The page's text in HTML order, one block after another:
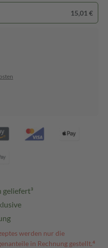
15,01 €
werden nur die
in Rechnung gestellt.⁴